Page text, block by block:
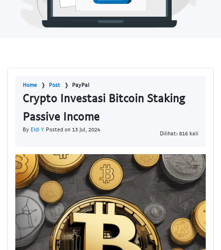
Home Post PayPal
Crypto Investasi Bitcoin Staking
Passive Income
By Eldi Y Posted on 13 Jul, 2024
Dilihat: 816 kali